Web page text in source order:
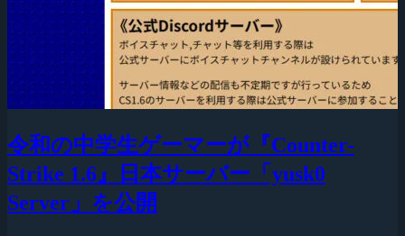
令和の中学生ゲーマーが『Counter-
Strike 1.6』日本サーバー「yusk0
Server」を公開